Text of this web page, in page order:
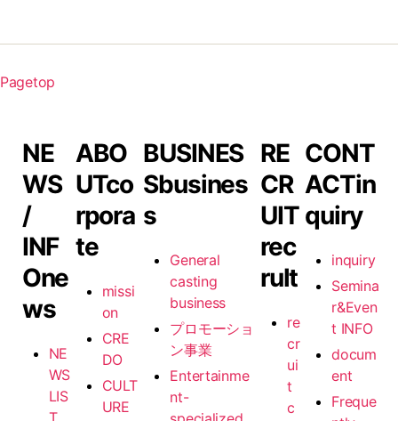
Pagetop
NE
WS
/
INF
One
ws
NE
WS
LIS
ABO
UTco
rpora
te
missi
on
CRE
DO
CULT
URE
BUSINES
Sbusines
s
General
casting
business
プロモーショ
ン事業
Entertainme
nt-
RE
CR
UIT
rec
rult
re
cr
ui
t
c
CONT
ACTin
quiry
inquiry
Semina
r&Even
t INFO
docum
ent
Freque